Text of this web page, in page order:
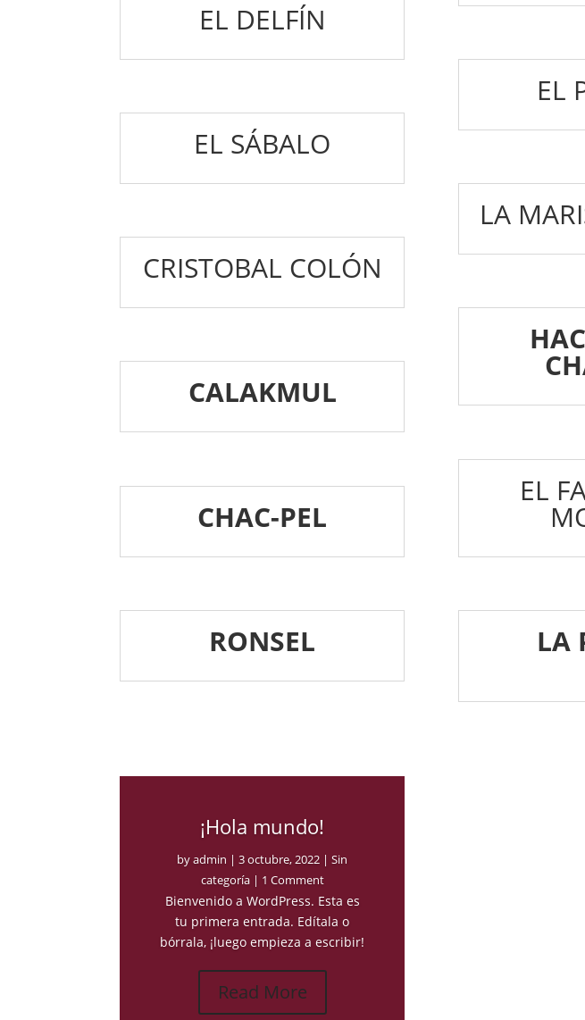
EL DELFÍN
EL SÁBALO
CRISTOBAL COLÓN
CALAKMUL
CHAC-PEL
RONSEL
EL
LA
EL
LA
¡Hola mundo!
byadmin |3 octubre, 2022 |Sin
categoría| 1 Comment
Bienvenido a WordPress. Esta es
tu primera entrada. Edítala o
bórrala, ¡luego empieza a escribir!
Read More